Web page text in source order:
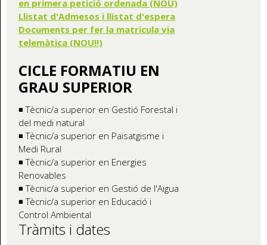
en primera petició ordenada (NOU)
Llistat d'Admesos i llistat d'espera
Documents per fer la matricula via
telemàtica (NOU!!)
CICLE FORMATIU EN
GRAU SUPERIOR
◾ Tècnic/a superior en Gestió Forestal i
del medi natural
◾ Tècnic/a superior en Paisatgisme i
Medi Rural
◾ Tècnic/a superior en Energies
Renovables
◾ Tècnic/a superior en Gestió de l'Aigua
◾ Tècnic/a superior en Educació i
Control Ambiental
Tràmits i dates